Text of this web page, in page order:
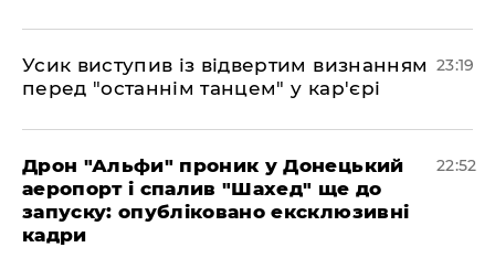
​Усик виступив із відвертим визнанням
перед "останнім танцем" у кар'єрі
23:19
​Дрон "Альфи" проник у Донецький
аеропорт і спалив "Шахед" ще до
запуску: опубліковано ексклюзивні
кадри
22:52